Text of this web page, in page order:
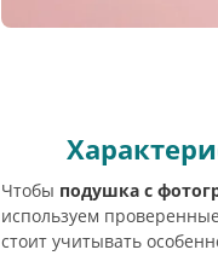
Чтобы подушка с
используем
стоит учитывать